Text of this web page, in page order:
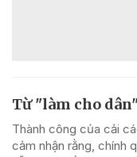
Từ "làm cho
Thành công của cải
cảm nhận rằng, chính